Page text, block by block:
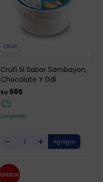
CRUFI
Crufi 5l Sabor Sambayon,
Chocolate Y Ddl
$U 665
Cargando ...
- +